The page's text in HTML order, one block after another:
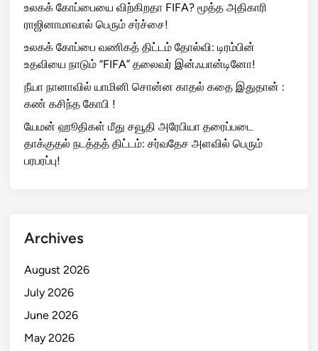
உலகக் கோப்பையை விற்கிறதா FIFA? மூத்த அதிகாரி
ராஜினாமாவால் பெரும் சர்ச்சை!
உலகக் கோப்பை வணிகத் திட்டம் தோல்வி: டிரம்பின்
உதவியை நாடும் “FIFA” தலைவர் இன்ஃபான்டினோ!
நீயா நானாவில் யாமினி சொன்ன காதல் கதை இதுதான் :
கண் கசிந்த கோபி !
யேமன் ஹூதிகள் மீது சவூதி அரேபியா தரைப்படை
தாக்குதல் நடத்தத் திட்டம்: சர்வதேச அளவில் பெரும்
பரபரப்பு!
Archives
August 2026
July 2026
June 2026
May 2026